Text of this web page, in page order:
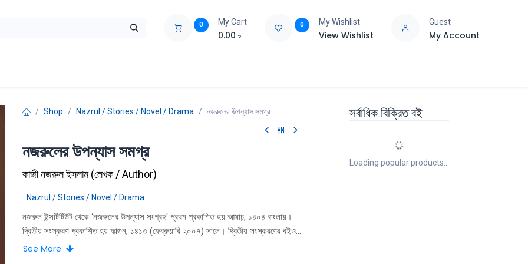
0 My Cart
0.00 ৳
0 My Wishlist
View Wishlist
Guest
My Account
Shop Nazrul / Stories / Novel / Drama নজরুলের উপন্যাস সমগ্র
নজরুলের উপন্যাস সমগ্র
কাজী নজরুল ইসলাম(লেখক / Author)
Nazrul / Stories / Novel / Drama
নজরুল ইন্সটিটিউট থেকে ‘নজরুলের উপন্যাস সংগ্রহ' প্রথম প্রকাশিত হয় আষাঢ়, ১৪০৪ বাংলায়।
দ্বিতীয় সংস্করণ প্রকাশিত হয় ফাল্গুন, ১৪১৩ (ফেব্রুয়ারি ২০০৭) সালে। দ্বিতীয় সংস্করণের বইও
ইতােমধ্যে নিঃশেষ হয়ে গেছে। এবারে আমরা বের করছি নজরুলের উপন্যাস সমগ্র' নামে। এ যাবৎ
See More
সর্বাধিক বিক্রিত বই
Loading popular products...